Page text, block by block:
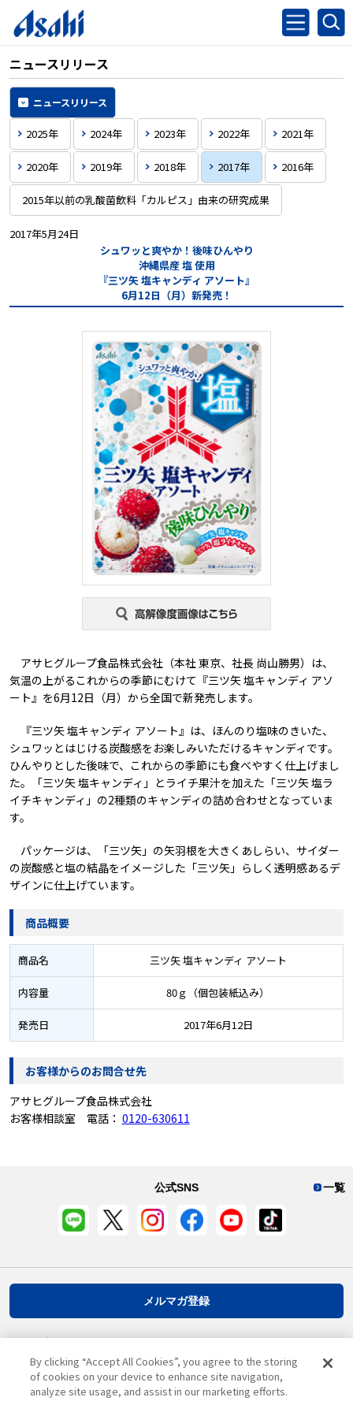
ニュースリリース
ニュースリリース
2025年 2024年 2023年 2022年 2021年
2020年 2019年 2018年 2017年 2016年
2015年以前の乳酸菌飲料「カルピス」由来の研究成果
2017年5月24日
シュワッと爽やか！後味ひんやり
沖縄県産 塩 使用
『三ツ矢 塩キャンディ アソート』
6月12日（月）新発売！
アサヒグループ食品株式会社（本社 東京、社長 尚山勝男）は、
気温の上がるこれからの季節にむけて『三ツ矢 塩キャンディ アソ
ート』を6月12日（月）から全国で新発売します。
『三ツ矢 塩キャンディ アソート』は、ほんのり塩味のきいた、
シュワッとはじける炭酸感をお楽しみいただけるキャンディです。
ひんやりとした後味で、これからの季節にも食べやすく仕上げまし
た。「三ツ矢 塩キャンディ」とライチ果汁を加えた「三ツ矢 塩ラ
イチキャンディ」の2種類のキャンディの詰め合わせとなっていま
す。
パッケージは、「三ツ矢」の矢羽根を大きくあしらい、サイダー
の炭酸感と塩の結晶をイメージした「三ツ矢」らしく透明感あるデ
ザインに仕上げています。
商品概要
商品名 三ツ矢 塩キャンディ アソート
内容量 80ｇ（個包装紙込み）
発売日 2017年6月12日
お客様からのお問合せ先
アサヒグループ食品株式会社
お客様相談室 電話： 0120-630611
一覧
公式SNS
メルマガ登録
By clicking “Accept All Cookies”, you agree to the storing
of cookies on your device to enhance site navigation,
analyze site usage, and assist in our marketing efforts.